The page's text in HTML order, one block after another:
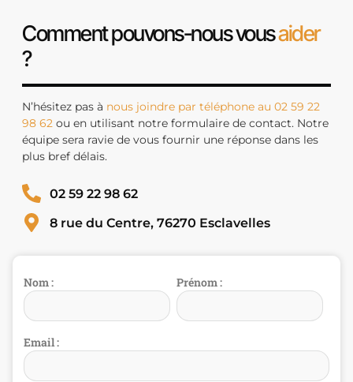
Comment pouvons-nous vousaider
?
N’hésitez pas à nous joindre par téléphone au 02 59 22
98 62 ou en utilisant notre formulaire de contact. Notre
équipe sera ravie de vous fournir une réponse dans les
plus bref délais.
02 59 22 98 62
8 rue du Centre, 76270 Esclavelles
Nom : Prénom :
Email :